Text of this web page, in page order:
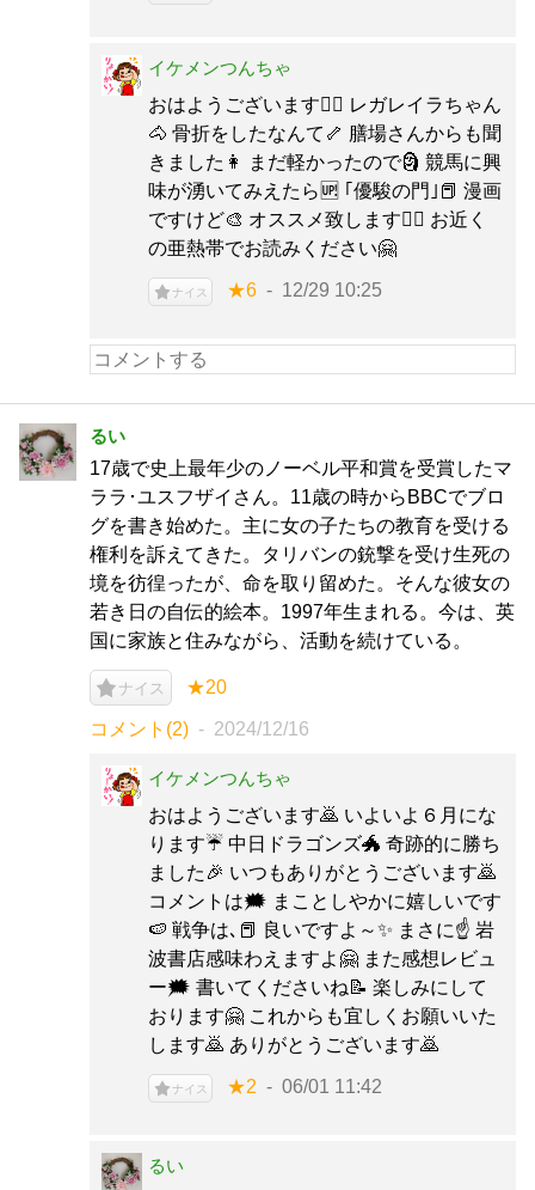
イケメンつんちゃ
おはようございます🙇‍♂️ レガレイラちゃん
🐴 骨折をしたなんて🦴 膳場さんからも聞
きました👩 まだ軽かったので🗿 競馬に興
味が湧いてみえたら🆙 ｢優駿の門｣📕 漫画
ですけど🎨 オススメ致します🙇‍♂️ お近く
の亜熱帯でお読みください🤗
ナイス ★6 12/29 10:25
るい
17歳で史上最年少のノーベル平和賞を受賞したマ
ララ･ユスフザイさん。11歳の時からBBCでブロ
グを書き始めた。主に女の子たちの教育を受ける
権利を訴えてきた。タリバンの銃撃を受け生死の
境を彷徨ったが、命を取り留めた。そんな彼女の
若き日の自伝的絵本。1997年生まれる。今は、英
国に家族と住みながら、活動を続けている。
ナイス ★20
コメント(2) 2024/12/16
イケメンつんちゃ
おはようございます🙇 いよいよ６月にな
ります☔ 中日ドラゴンズ🐲 奇跡的に勝ち
ました🎉 いつもありがとうございます🙇
コメントは🗯️ まことしやかに嬉しいです
🍉 戦争は､📕 良いですよ～✨ まさに☝️ 岩
波書店感味わえますよ🤗 また感想レビュ
ー🗯️ 書いてくださいね📝 楽しみにして
おります🤗 これからも宜しくお願いいた
します🙇 ありがとうございます🙇
ナイス ★2 06/01 11:42
るい